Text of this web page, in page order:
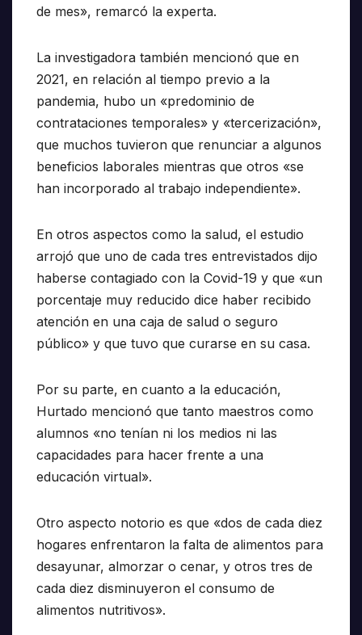
de mes», remarcó la experta.
La investigadora también mencionó que en
2021, en relación al tiempo previo a la
pandemia, hubo un «predominio de
contrataciones temporales» y «tercerización»,
que muchos tuvieron que renunciar a algunos
beneficios laborales mientras que otros «se
han incorporado al trabajo independiente».
En otros aspectos como la salud, el estudio
arrojó que uno de cada tres entrevistados dijo
haberse contagiado con la Covid-19 y que «un
porcentaje muy reducido dice haber recibido
atención en una caja de salud o seguro
público» y que tuvo que curarse en su casa.
Por su parte, en cuanto a la educación,
Hurtado mencionó que tanto maestros como
alumnos «no tenían ni los medios ni las
capacidades para hacer frente a una
educación virtual».
Otro aspecto notorio es que «dos de cada diez
hogares enfrentaron la falta de alimentos para
desayunar, almorzar o cenar, y otros tres de
cada diez disminuyeron el consumo de
alimentos nutritivos».